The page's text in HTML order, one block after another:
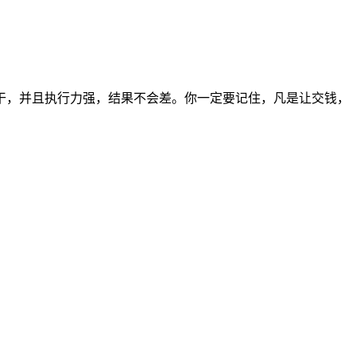
并且执行力强，结果不会差。你一定要记住，凡是让交钱，